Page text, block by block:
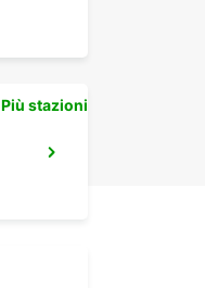
Più stazioni